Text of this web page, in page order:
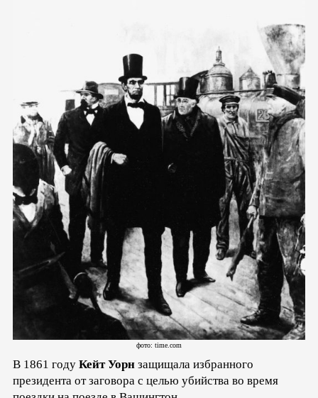
фото: time.com
В 1861 году Кейт Уорн защищала избранного
президента от заговора с целью убийства во время